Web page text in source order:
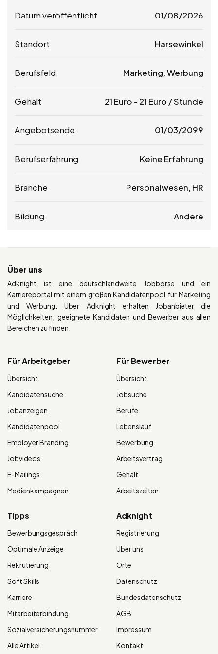
Datum veröffentlicht 01/08/2026
Standort Harsewinkel
Berufsfeld Marketing, Werbung
Gehalt 21 Euro - 21 Euro / Stunde
Angebotsende 01/03/2099
Berufserfahrung Keine Erfahrung
Branche Personalwesen, HR
Bildung Andere
Über uns
Adknight ist eine deutschlandweite Jobbörse und ein
Karriereportal mit einem großen Kandidatenpool für Marketing
und Werbung. Über Adknight erhalten Jobanbieter die
Möglichkeiten, geeignete Kandidaten und Bewerber aus allen
Bereichen zu finden.
Für Arbeitgeber
Übersicht
Kandidatensuche
Jobanzeigen
Kandidatenpool
Employer Branding
Jobvideos
E-Mailings
Medienkampagnen
Für Bewerber
Übersicht
Jobsuche
Berufe
Lebenslauf
Bewerbung
Arbeitsvertrag
Gehalt
Arbeitszeiten
Tipps
Bewerbungsgespräch
Optimale Anzeige
Rekrutierung
Soft Skills
Karriere
Mitarbeiterbindung
Sozialversicherungsnummer
Alle Artikel
Adknight
Registrierung
Über uns
Orte
Datenschutz
Bundesdatenschutz
AGB
Impressum
Kontakt